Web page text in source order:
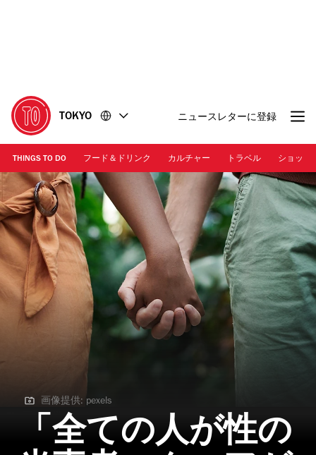
に
移
動
移
動
TOKYO ニュースレターに登録
THINGS TO DO フード＆ドリンク カルチャー トラベル ショッピ
画像提供: pexels
画像提供: pexels
「全ての人が性の